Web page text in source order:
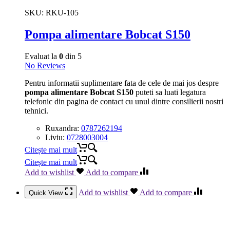
SKU: RKU-105
Pompa alimentare Bobcat S150
Evaluat la 0 din 5
No Reviews
Pentru informatii suplimentare fata de cele de mai jos despre
pompa alimentare Bobcat S150 puteti sa luati legatura
telefonic din pagina de contact cu unul dintre consilierii nostri
tehnici.
Ruxandra: 0787262194
Liviu: 0728003004
Citește mai mult
Citește mai mult
Add to wishlist
Add to compare
Quick View Add to wishlist Add to compare